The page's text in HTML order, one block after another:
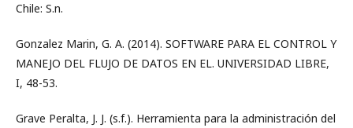
Chile: S.n.
Gonzalez Marin, G. A. (2014). SOFTWARE PARA EL CONTROL Y
MANEJO DEL FLUJO DE DATOS EN EL. UNIVERSIDAD LIBRE,
I, 48-53.
Grave Peralta, J. J. (s.f.). Herramienta para la administración del